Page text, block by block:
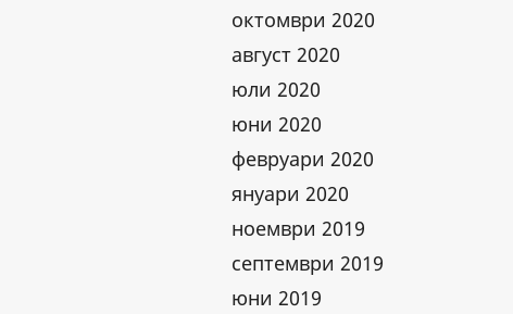
октомври 2020
август 2020
юли 2020
юни 2020
февруари 2020
януари 2020
ноември 2019
септември 2019
юни 2019